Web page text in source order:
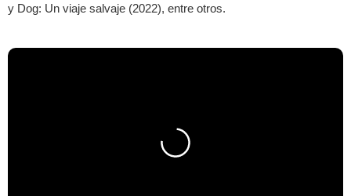
y Dog: Un viaje salvaje (2022), entre otros.